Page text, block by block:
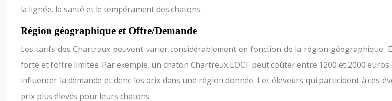
la lignée, la santé et le tempérament des chatons.
Région géographique et Offre/Demande
Les tarifs des Chartreux peuvent varier considérablement en fonction de la région géographique.
forte et l’offre limitée. Par exemple, un chaton Chartreux LOOF peut coûter entre 1200 et 2000
influencer la demande et donc les prix dans une région donnée. Les éleveurs qui participent à ces
prix plus élevés pour leurs chatons.